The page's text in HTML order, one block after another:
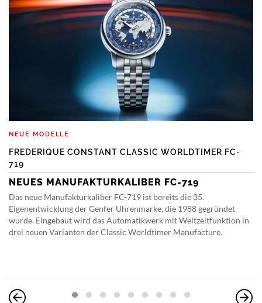
NEUE MODELLE
FREDERIQUE CONSTANT CLASSIC WORLDTIMER FC-
719
NEUES MANUFAKTURKALIBER FC-719
Das neue Manufakturkaliber FC-719 ist bereits die 35.
Eigenentwicklung der Genfer Uhrenmarke, die 1988 gegründet
wurde. Eingebaut wird das Automatikwerk mit Weltzeitfunktion in
drei neuen Varianten der Classic Worldtimer Manufacture.